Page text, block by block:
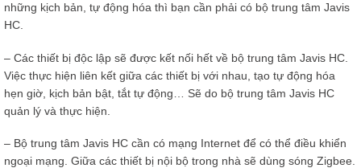
những kịch bản, tự động hóa thì bạn cần phải có bộ trung tâm Javis
HC.
– Các thiết bị độc lập sẽ được kết nối hết về bộ trung tâm Javis HC.
Việc thực hiện liên kết giữa các thiết bị với nhau, tạo tự động hóa
hẹn giờ, kịch bản bật, tắt tự động… Sẽ do bộ trung tâm Javis HC
quản lý và thực hiện.
– Bộ trung tâm Javis HC cần có mạng Internet để có thể điều khiển
ngoại mạng. Giữa các thiết bị nội bộ trong nhà sẽ dùng sóng Zigbee.